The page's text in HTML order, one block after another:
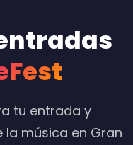
tu entrada y
música en Gran